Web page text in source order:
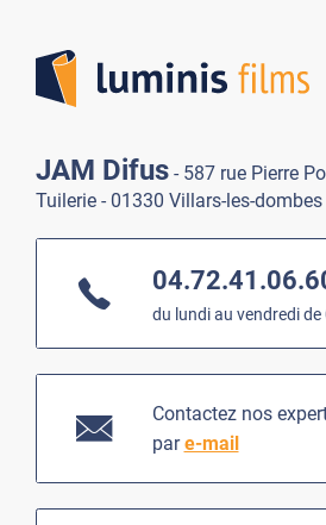
JAM Difus - 587 rue Pierre
Tuilerie - 01330 Villars-les-dombes
du lundi au vendredi de
Contactez nos
pare-mail